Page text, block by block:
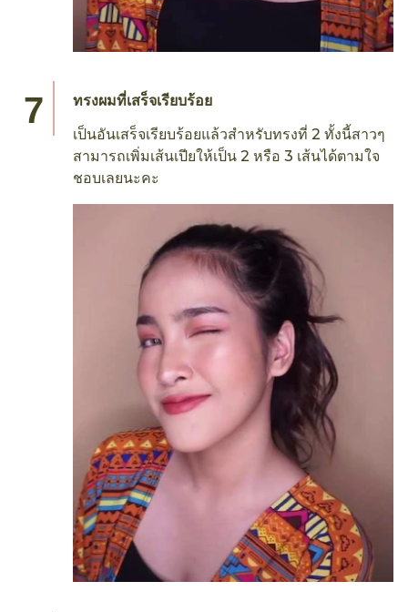
ทรงผมที่เสร็จเรียบร้อย
เป็นอันเสร็จเรียบร้อยแล้วสำหรับทรงที่ 2 ทั้งนี้สาวๆ
สามารถเพิ่มเส้นเปียให้เป็น 2 หรือ 3 เส้นได้ตามใจ
ชอบเลยนะคะ